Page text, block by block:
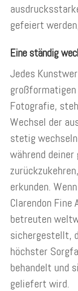
gefeiert
Eine ständig
Jedes
großformatigen
Fotografie,
Wechsel der
stetig
während
erkunden.
Clarendon
betreuten
sichergestellt,
höchster
behandelt und
geliefert wird.